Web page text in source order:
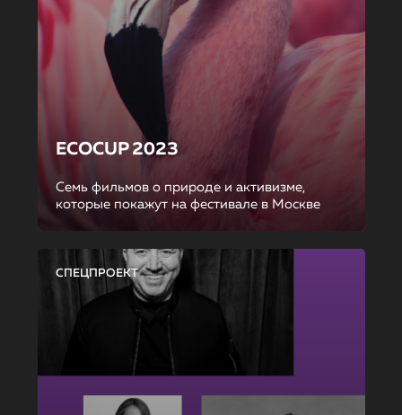
ECOCUP 2023
Семь фильмов о природе и активизме,
которые покажут на фестивале в Москве
СПЕЦПРОЕКТ